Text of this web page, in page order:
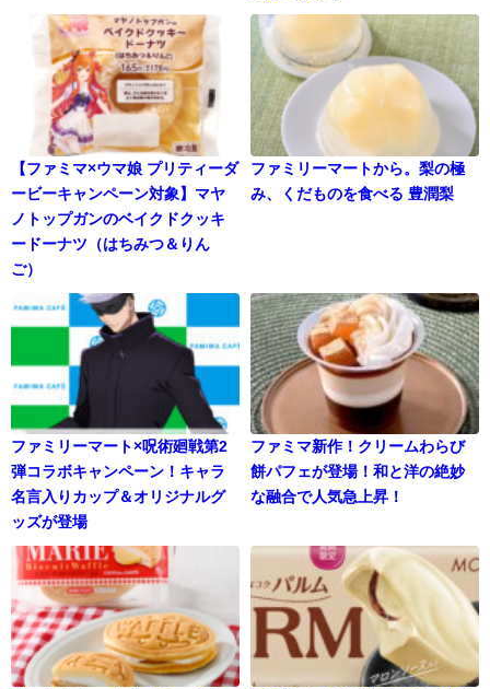
【ファミマ×ウマ娘 プリティーダ
ービーキャンペーン対象】マヤ
ノトップガンのベイクドクッキ
ードーナツ（はちみつ＆りん
ご）
ファミリーマートから。梨の極
み、くだものを食べる 豊潤梨
ファミリーマート×呪術廻戦第2
弾コラボキャンペーン！キャラ
名言入りカップ＆オリジナルグ
ッズが登場
ファミマ新作！クリームわらび
餅パフェが登場！和と洋の絶妙
な融合で人気急上昇！